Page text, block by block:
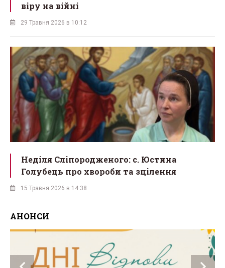
віру на війні
29 Травня 2026 в 10:12
Неділя Сліпородженого: с. Юстина
Голубець про хвороби та зцілення
15 Травня 2026 в 14:38
АНОНСИ